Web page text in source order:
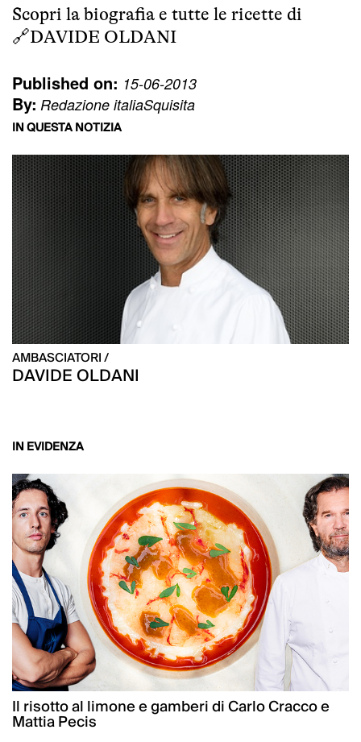
Scopri la biografia e tutte le ricette di
🔗DAVIDE OLDANI
Published on: 15-06-2013
By: Redazione italiaSquisita
IN QUESTA NOTIZIA
AMBASCIATORI /
DAVIDE OLDANI
IN EVIDENZA
Il risotto al limone e gamberi di Carlo Cracco e
Mattia Pecis